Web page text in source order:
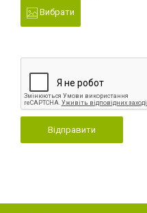
Вибрати
Відправити